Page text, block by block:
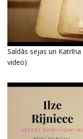
Saldās sejas un
video)